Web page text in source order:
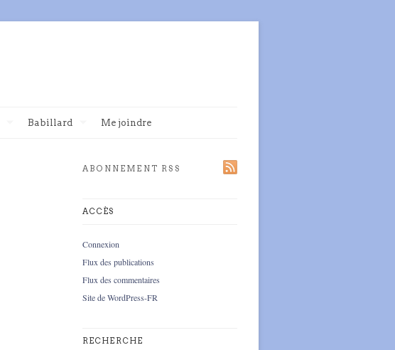
Babillard Me joindre
ABONNEMENT RSS
ACCÈS
Connexion
Flux des publications
Flux des commentaires
Site de WordPress-FR
RECHERCHE